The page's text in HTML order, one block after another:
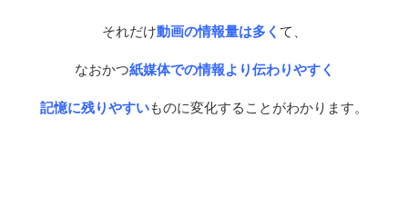
それだけ動画の情報量は多く て、
なおかつ紙媒体での情報より伝わりやすく
記憶に残りやすいものに変化することがわかります。